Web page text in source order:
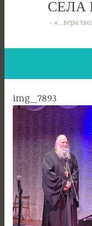
СЕЛА
«…вера
img_7893